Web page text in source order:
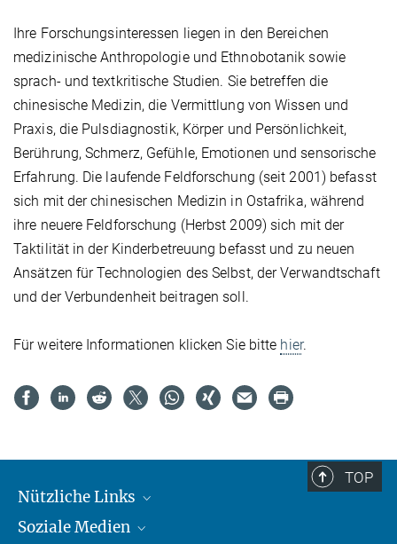
Ihre Forschungsinteressen liegen in den Bereichen
medizinische Anthropologie und Ethnobotanik sowie
sprach- und textkritische Studien. Sie betreffen die
chinesische Medizin, die Vermittlung von Wissen und
Praxis, die Pulsdiagnostik, Körper und Persönlichkeit,
Berührung, Schmerz, Gefühle, Emotionen und sensorische
Erfahrung. Die laufende Feldforschung (seit 2001) befasst
sich mit der chinesischen Medizin in Ostafrika, während
ihre neuere Feldforschung (Herbst 2009) sich mit der
Taktilität in der Kinderbetreuung befasst und zu neuen
Ansätzen für Technologien des Selbst, der Verwandtschaft
und der Verbundenheit beitragen soll.
Für weitere Informationen klicken Sie bitte hier.
TOP
Nützliche Links
MMG Alumni Corner
Soziale Medien